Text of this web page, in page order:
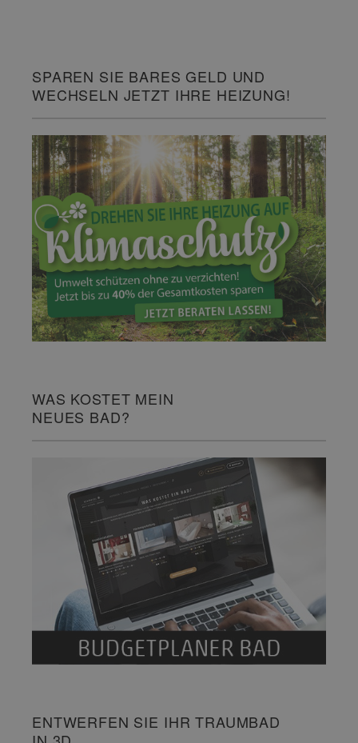
SPAREN SIE BARES GELD UND
WECHSELN JETZT IHRE HEIZUNG!
WAS KOSTET MEIN
NEUES BAD?
ENTWERFEN SIE IHR TRAUMBAD